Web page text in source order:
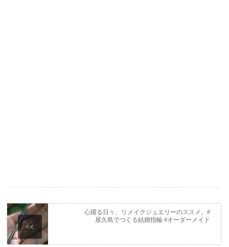
<<
心躍る日々、リメイクジュエリーのススメ。#
屋久島でつくる結婚指輪 #オーダーメイド